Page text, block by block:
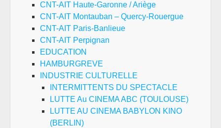
CNT-AIT Haute-Garonne / Ariège
CNT-AIT Montauban – Quercy-Rouergue
CNT-AIT Paris-Banlieue
CNT-AIT Perpignan
EDUCATION
HAMBURGREVE
INDUSTRIE CULTURELLE
INTERMITTENTS DU SPECTACLE
LUTTE Au CINEMA ABC (TOULOUSE)
LUTTE AU CINEMA BABYLON KINO
(BERLIN)